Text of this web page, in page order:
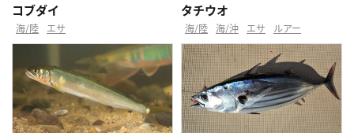
コブダイ
海/陸 エサ
タチウオ
海/陸 海/沖 エサ ルアー